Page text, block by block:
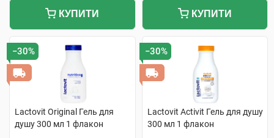
КУПИТИ КУПИТИ
−30%
Lactovit Original Гель для
душу 300 мл 1 флакон
−30%
Lactovit Activit Гель для душу
300 мл 1 флакон